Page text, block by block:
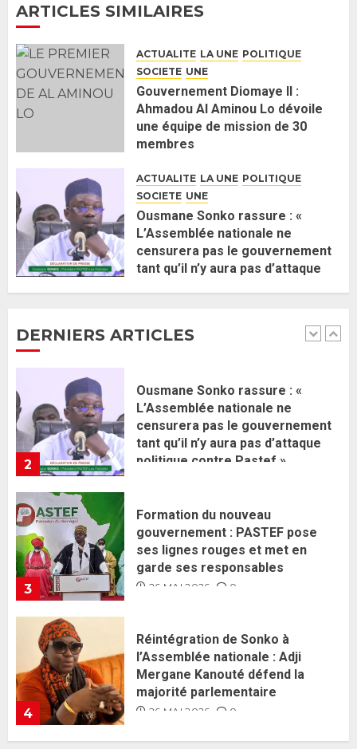
ARTICLES SIMILAIRES
ACTUALITE LA UNE POLITIQUE
SOCIETE UNE
Gouvernement Diomaye II :
Ahmadou Al Aminou Lo dévoile
une équipe de mission de 30
membres
ACTUALITE LA UNE POLITIQUE
SOCIETE UNE
Ousmane Sonko rassure : «
L’Assemblée nationale ne
censurera pas le gouvernement
tant qu’il n’y aura pas d’attaque
DERNIERS ARTICLES
5
J’espère me tromper »
26 MAI 2026
1
Gouvernement Diomaye II :
une équipe de mission de 30
membres
2 JUIN 2026 0
2
Ousmane Sonko rassure : «
politique contre Pastef »
3
Formation du nouveau
gouvernement : PASTEF pose
ses lignes rouges et met en
garde ses responsables
26 MAI 2026 0
4
Réintégration de Sonko à
l’Assemblée nationale : Adji
Mergane Kanouté défend la
majorité parlementaire
26 MAI 2026 0
5
Guy Marius Sagna inquiet après la
nomination d’Al Aminou Lo : «
J’espère me tromper »
26 MAI 2026 0